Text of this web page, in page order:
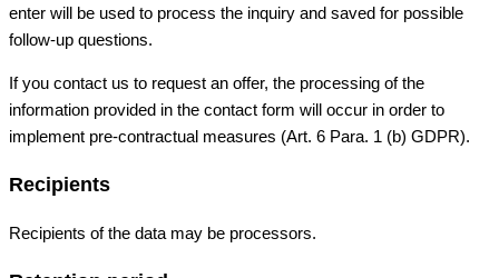
enter will be used to process the inquiry and saved for possible
follow-up questions.
If you contact us to request an offer, the processing of the
information provided in the contact form will occur in order to
implement pre-contractual measures (Art. 6 Para. 1 (b) GDPR).
Recipients
Recipients of the data may be processors.